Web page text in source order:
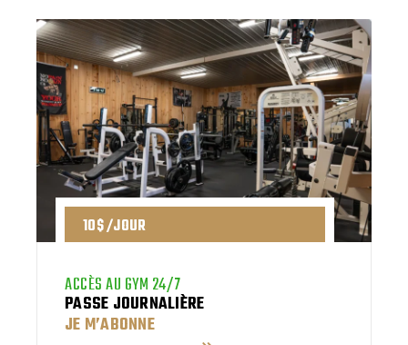
10$ /JOUR
ACCÈS AU GYM 24/7
PASSE JOURNALIÈRE
JE M’ABONNE